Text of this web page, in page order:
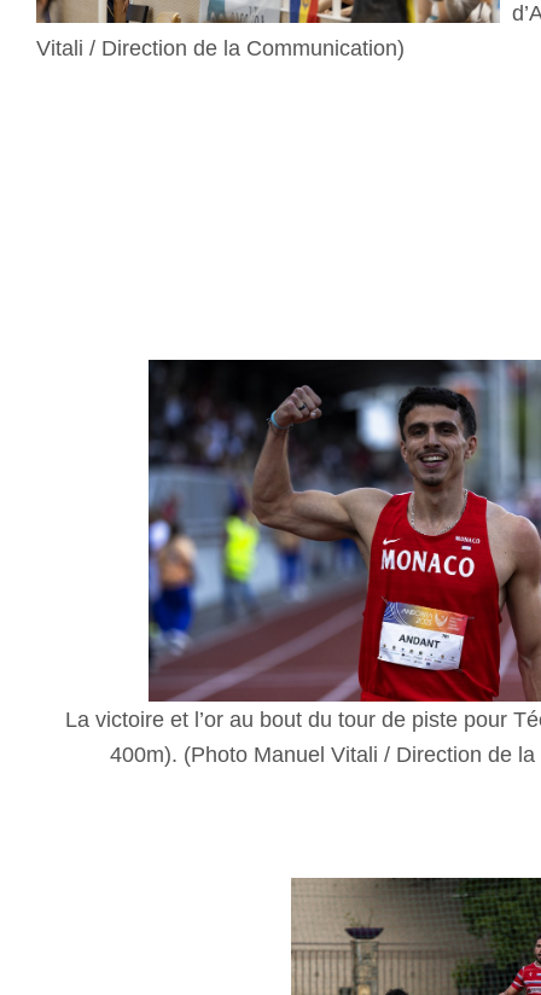
Vitali / Direction de la Communication)
La victoire et l’or au bout du tour de piste pour
400m). (Photo Manuel Vitali / Direction de